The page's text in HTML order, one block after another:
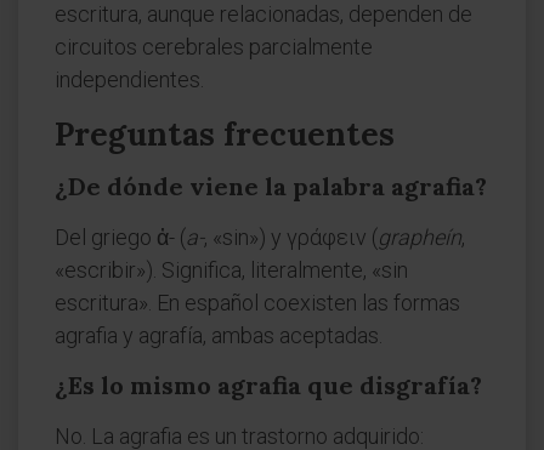
escritura, aunque relacionadas, dependen de
circuitos cerebrales parcialmente
independientes.
Preguntas frecuentes
¿De dónde viene la palabra agrafia?
Del griego ἀ- (a-, «sin») y γράφειν (grapheín,
«escribir»). Significa, literalmente, «sin
escritura». En español coexisten las formas
agrafia y agrafía, ambas aceptadas.
¿Es lo mismo agrafia que disgrafía?
No. La agrafia es un trastorno adquirido: